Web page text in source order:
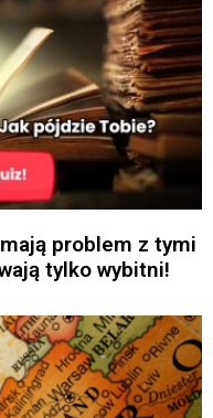
problem z tymi
tylko wybitni!